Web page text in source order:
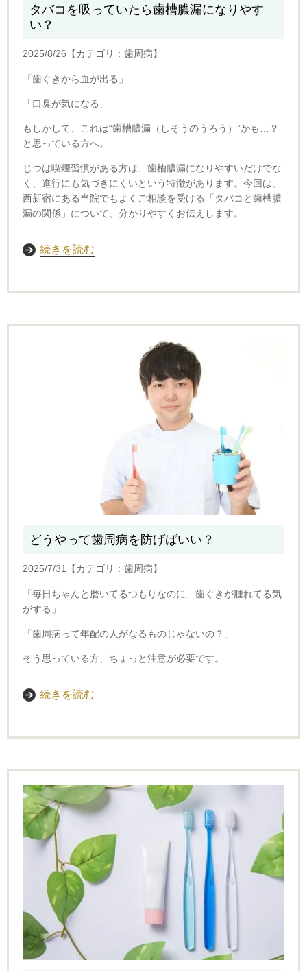
タバコを吸っていたら歯槽膿漏になりやす
い？
2025/8/26【カテゴリ： 歯周病】
「歯ぐきから血が出る」
「口臭が気になる」
もしかして、これは“歯槽膿漏（しそうのうろう）”かも…？
と思っている方へ。
じつは喫煙習慣がある方は、歯槽膿漏になりやすいだけでな
く、進行にも気づきにくいという特徴があります。今回は、
西新宿にある当院でもよくご相談を受ける「タバコと歯槽膿
漏の関係」について、分かりやすくお伝えします。
続きを読む
どうやって歯周病を防げばいい？
2025/7/31【カテゴリ： 歯周病】
「毎日ちゃんと磨いてるつもりなのに、歯ぐきが腫れてる気
がする」
「歯周病って年配の人がなるものじゃないの？」
そう思っている方、ちょっと注意が必要です。
続きを読む